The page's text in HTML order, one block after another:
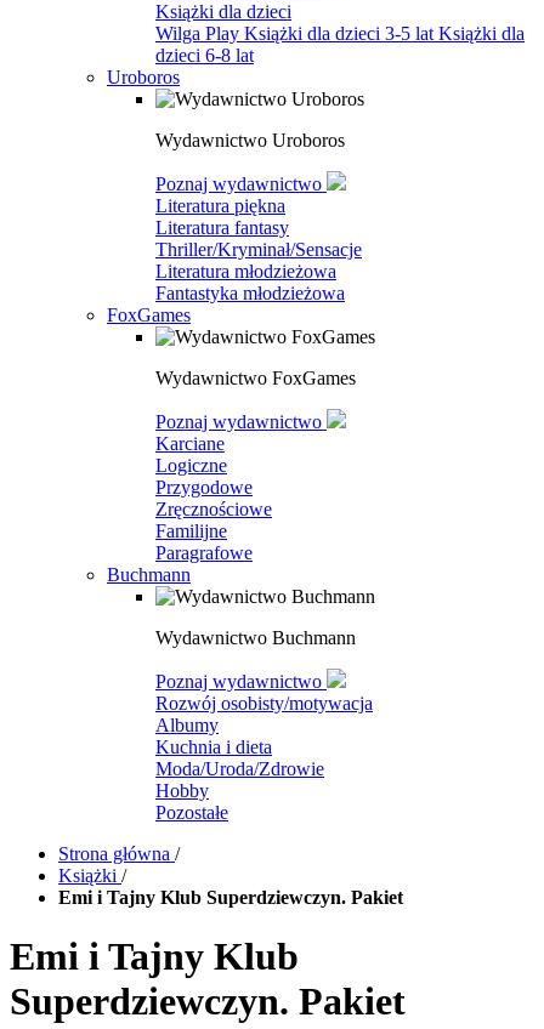
Książki dla dzieci
Wilga Play Książki dla dzieci 3-5 lat Książki dla
dzieci 6-8 lat
Uroboros
Wydawnictwo Uroboros
Poznaj wydawnictwo
Literatura piękna
Literatura fantasy
Thriller/Kryminał/Sensacje
Literatura młodzieżowa
Fantastyka młodzieżowa
FoxGames
Wydawnictwo FoxGames
Poznaj wydawnictwo
Karciane
Logiczne
Przygodowe
Zręcznościowe
Familijne
Paragrafowe
Buchmann
Wydawnictwo Buchmann
Poznaj wydawnictwo
Rozwój osobisty/motywacja
Albumy
Kuchnia i dieta
Moda/Uroda/Zdrowie
Hobby
Pozostałe
Strona główna /
Książki /
Emi i Tajny Klub Superdziewczyn. Pakiet
Emi i Tajny Klub
Superdziewczyn. Pakiet